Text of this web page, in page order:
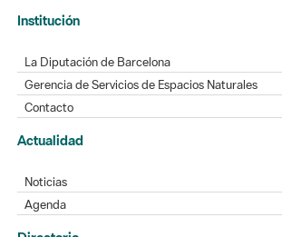
Institución
La Diputación de Barcelona
Gerencia de Servicios de Espacios Naturales
Contacto
Actualidad
Noticias
Agenda